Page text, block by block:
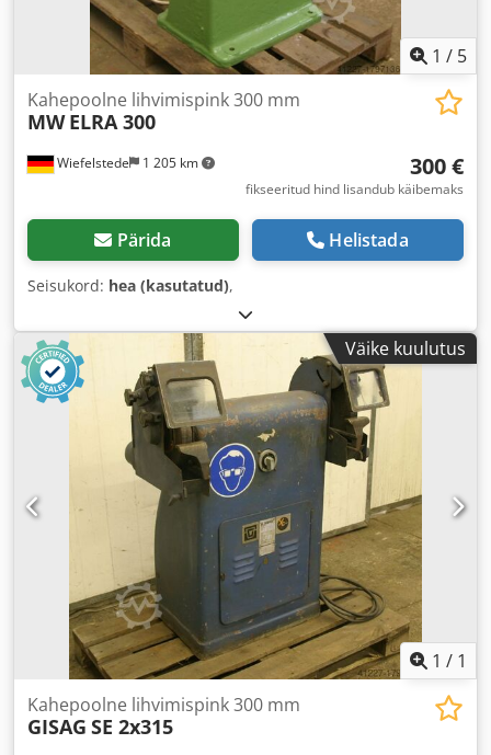
1 / 5
Wiefelstede 1 205 km
Kahepoolne lihvimispink 300 mm
MW ELRA 300
300 €
fikseeritud hind lisandub käibemaks
Pärida Helistada
Seisukord: hea (kasutatud),
Väike kuulutus
1 / 1
Kahepoolne lihvimispink 300 mm
GISAG SE 2x315